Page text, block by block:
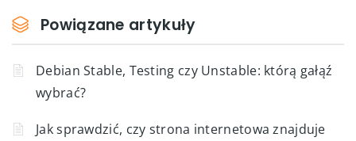
Powiązane artykuły
Debian Stable, Testing czy Unstable: którą gałąź
wybrać?
Jak sprawdzić, czy strona internetowa znajduje